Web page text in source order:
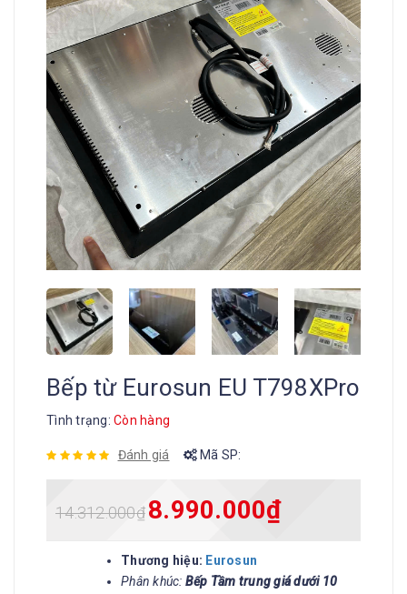
Bếp từ Eurosun EU T798XPro
Tình trạng: Còn hàng
Đánh giá Mã SP:
14.312.000₫ 8.990.000₫
Thương hiệu: Eurosun
Phân khúc: Bếp Tầm trung giá dưới 10